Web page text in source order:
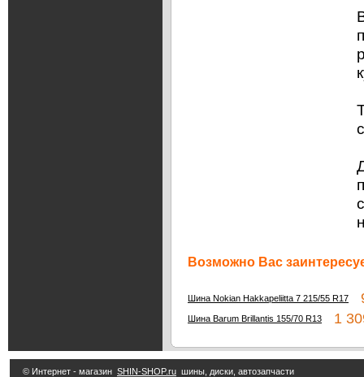
Возможно Вас
Шина Nokian Hakkapeliitta 7 215/55 R17
Шина Barum Brillantis 155/70 R13 1
© Интернет - магазин SHIN-SHOP.ru шины, диски, автозапчасти